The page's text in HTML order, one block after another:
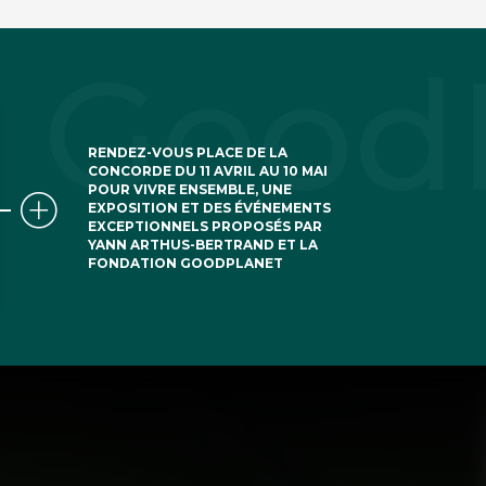
RENDEZ-VOUS PLACE DE LA
CONCORDE DU 11 AVRIL AU 10 MAI
POUR VIVRE ENSEMBLE, UNE
EXPOSITION ET DES ÉVÉNEMENTS
EXCEPTIONNELS PROPOSÉS PAR
YANN ARTHUS-BERTRAND ET LA
FONDATION GOODPLANET